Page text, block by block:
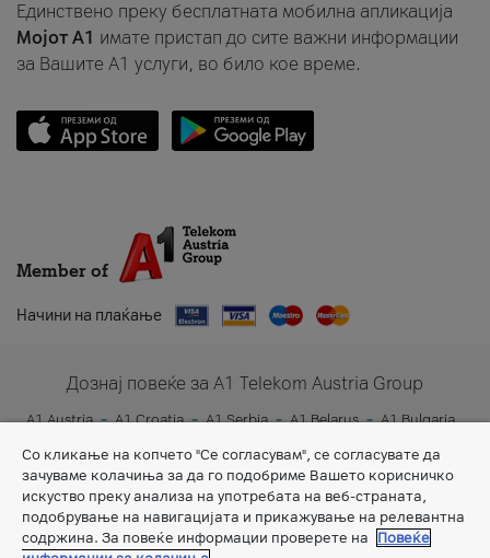
Единствено преку бесплатната мобилна апликација
Мојот A1 имате пристап до сите важни информации
за Вашите A1 услуги, во било кое време.
Member of
Начини на плаќање
Дознај повеќе за A1 Telekom Austria Group
A1 Austria A1 Croatia A1 Serbia A1 Belarus
A1 Bulgaria
Со кликање на копчето "Се согласувам", се согласувате да
зачуваме колачиња за да го подобриме Вашето корисничко
искуство преку анализа на употребата на веб-страната,
подобрување на навигацијата и прикажување на релевантна
содржина. За повеќе информации проверете на
Повеќе